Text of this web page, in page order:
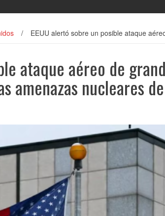
/ EEUU alertó sobre un posible ataque
ataque aéreo de
amenazas nucleares